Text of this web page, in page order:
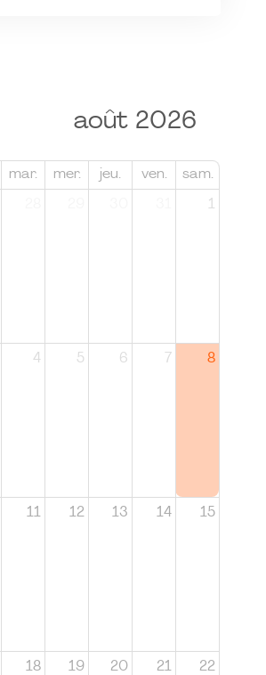
août 2026
mar. mer. jeu. ven. sam.
1
4 5 6 7 8
11 12 13 14 15
18 19 20 21 22